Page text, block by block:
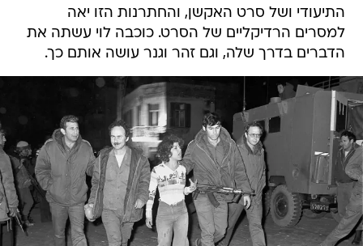
התיעודי ושל סרט האקשן, והחתרנות הזו יאה
למסרים הרדיקליים של הסרט. כוכבה לוי עשתה את
הדברים בדרך שלה, וגם זהר וגנר עושה אותם כך.